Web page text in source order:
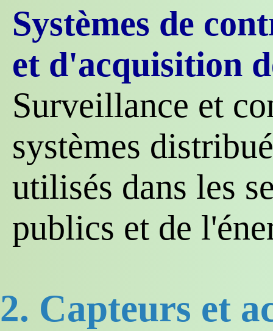
Systèmes de
et d'acquisition
Surveillance et
systèmes
utilisés dans les
publics et de
2. Capteurs et